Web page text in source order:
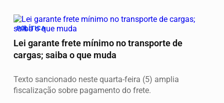
POLÍTICA
Lei garante frete mínimo no transporte de
cargas; saiba o que muda
Texto sancionado neste quarta-feira (5) amplia
fiscalização sobre pagamento do frete.